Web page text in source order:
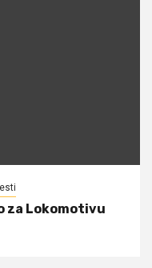
za Lokomotivu